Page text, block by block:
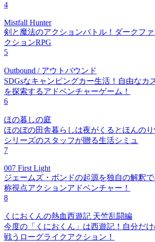
4
Mistfall Hunter
剣と魔法のアクションバトル！ダークフ
クションRPG
5
Outbound / アウトバウンド
SDGsなキャンピングカー生活！自由なカ
を探索するアドベンチャーゲーム！
6
ほの暮しの庭
ほのぼの田舎暮らしは夜がくるとほんのり
シリーズのスタッフが贈る生活シミュ
7
007 First Light
ジェームズ・ボンドの起源を独自の解釈
称視点アクションアドベンチャー！
8
くにおくんの熱血西遊記 天竺乱闘編
今度の「くにおくん」は西遊記！自分だ
戦うローグライクアクション！